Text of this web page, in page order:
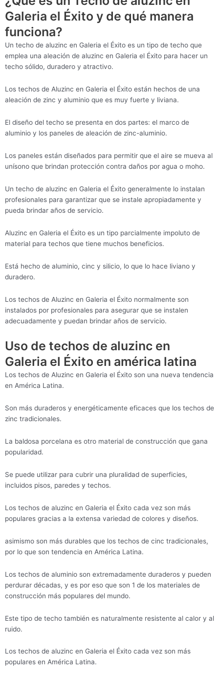
Galeria el Éxito y de qué manera
funciona?
Un techo de aluzinc en Galeria el Éxito es un tipo de techo que
emplea una aleación de aluzinc en Galeria el Éxito para hacer un
techo sólido, duradero y atractivo.
Los techos de Aluzinc en Galeria el Éxito están hechos de una
aleación de zinc y aluminio que es muy fuerte y liviana.
El diseño del techo se presenta en dos partes: el marco de
aluminio y los paneles de aleación de zinc-aluminio.
Los paneles están diseñados para permitir que el aire se mueva al
unísono que brindan protección contra daños por agua o moho.
Un techo de aluzinc en Galeria el Éxito generalmente lo instalan
profesionales para garantizar que se instale apropiadamente y
pueda brindar años de servicio.
Aluzinc en Galeria el Éxito es un tipo parcialmente impoluto de
material para techos que tiene muchos beneficios.
Está hecho de aluminio, cinc y silicio, lo que lo hace liviano y
duradero.
Los techos de Aluzinc en Galeria el Éxito normalmente son
instalados por profesionales para asegurar que se instalen
adecuadamente y puedan brindar años de servicio.
Uso de techos de aluzinc en
Galeria el Éxito en américa latina
Los techos de Aluzinc en Galeria el Éxito son una nueva tendencia
en América Latina.
Son más duraderos y energéticamente eficaces que los techos de
zinc tradicionales.
La baldosa porcelana es otro material de construcción que gana
popularidad.
Se puede utilizar para cubrir una pluralidad de superficies,
incluidos pisos, paredes y techos.
Los techos de aluzinc en Galeria el Éxito cada vez son más
populares gracias a la extensa variedad de colores y diseños.
asimismo son más durables que los techos de cinc tradicionales,
por lo que son tendencia en América Latina.
Los techos de aluminio son extremadamente duraderos y pueden
perdurar décadas, y es por eso que son 1 de los materiales de
construcción más populares del mundo.
Este tipo de techo también es naturalmente resistente al calor y al
ruido.
Los techos de aluzinc en Galeria el Éxito cada vez son más
populares en América Latina.